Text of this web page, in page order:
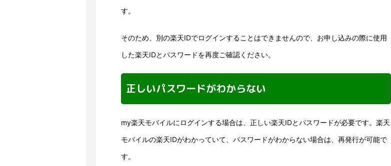
す。
そのため、別の楽天IDでログインすることはできませんので、お申し込みの際に使用
した楽天IDとパスワードを再度ご確認ください。
正しいパスワードがわからない
my楽天モバイルにログインする場合は、正しい楽天IDとパスワードが必要です。楽天
モバイルの楽天IDがわかっていて、パスワードがわからない場合は、再発行が可能で
す。